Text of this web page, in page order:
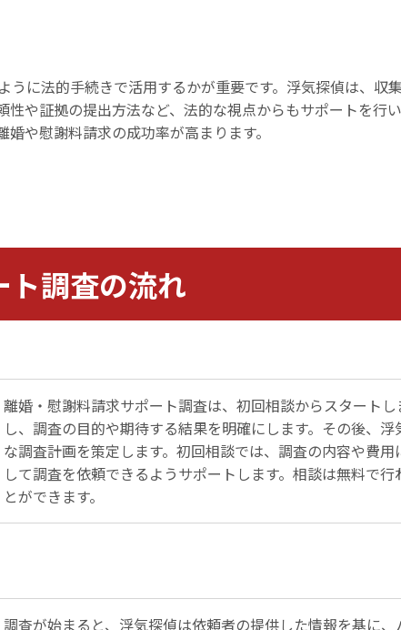
に法的手続きで活用するかが重要です。浮気探偵は、収
や証拠の提出方法など、法的な視点からもサポートを行
や慰謝料請求の成功率が高まります。
調査の流れ
離婚・慰謝料請求サポート調査は、初回相談からスタート
し、調査の目的や期待する結果を明確にします。その後、
な調査計画を策定します。初回相談では、調査の内容や費
して調査を依頼できるようサポートします。相談は無料で
とができます。
調査が始まると、浮気探偵は依頼者の提供した情報を基に